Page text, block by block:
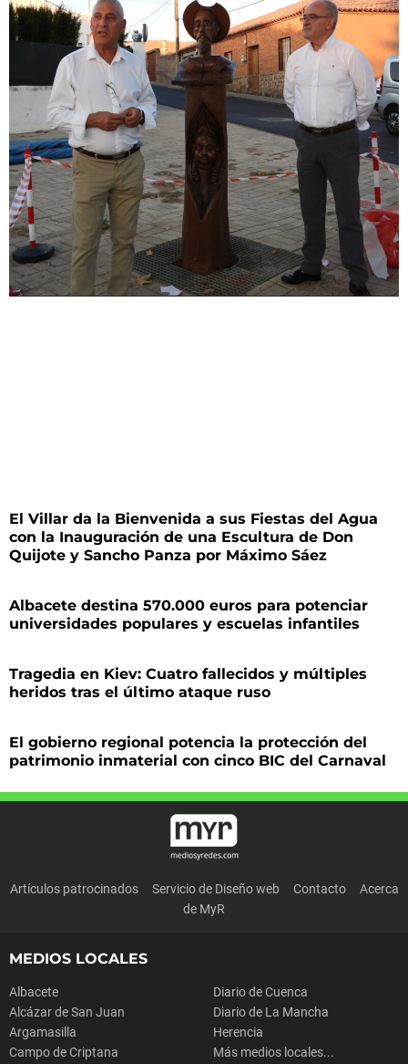
El Villar da la Bienvenida a sus Fiestas del Agua
con la Inauguración de una Escultura de Don
Quijote y Sancho Panza por Máximo Sáez
Albacete destina 570.000 euros para potenciar
universidades populares y escuelas infantiles
Tragedia en Kiev: Cuatro fallecidos y múltiples
heridos tras el último ataque ruso
El gobierno regional potencia la protección del
patrimonio inmaterial con cinco BIC del Carnaval
Artículos patrocinados Servicio de Diseño web Contacto
Acerca
de MyR
MEDIOS LOCALES
Albacete
Alcázar de San Juan
Argamasilla
Campo de Criptana
Diario de Cuenca
Diario de La Mancha
Herencia
Más medios locales...